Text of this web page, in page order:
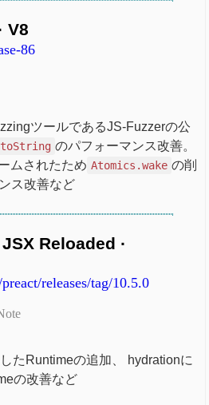
V8
86
ツールであるJS-Fuzzerの公
のパフォーマンス改善。
ムされたため Atomics.wake の削
ス改善など
Reloaded ·
releases/tag/10.5.0
たRuntimeの追加、 hydrationに
の改善など